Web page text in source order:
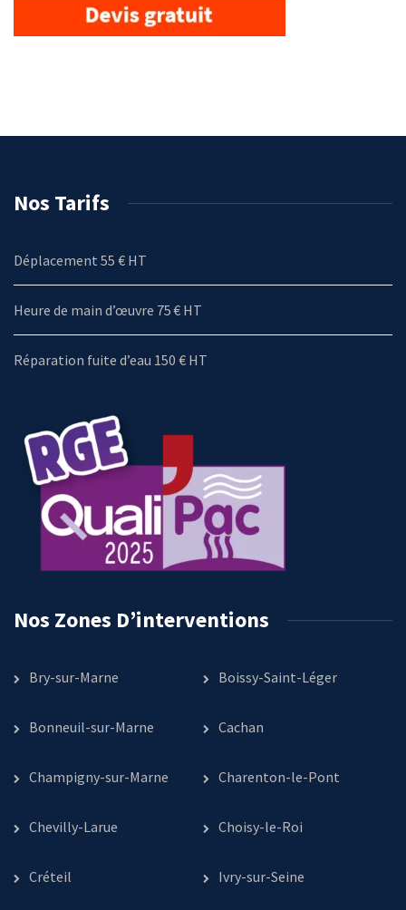
Nos Tarifs
Déplacement 55 € HT
Heure de main d’œuvre 75 € HT
Réparation fuite d’eau 150 € HT
Nos Zones D’interventions
Bry-sur-Marne Boissy-Saint-Léger
Bonneuil-sur-Marne Cachan
Champigny-sur-Marne Charenton-le-Pont
Chevilly-Larue Choisy-le-Roi
Créteil Ivry-sur-Seine